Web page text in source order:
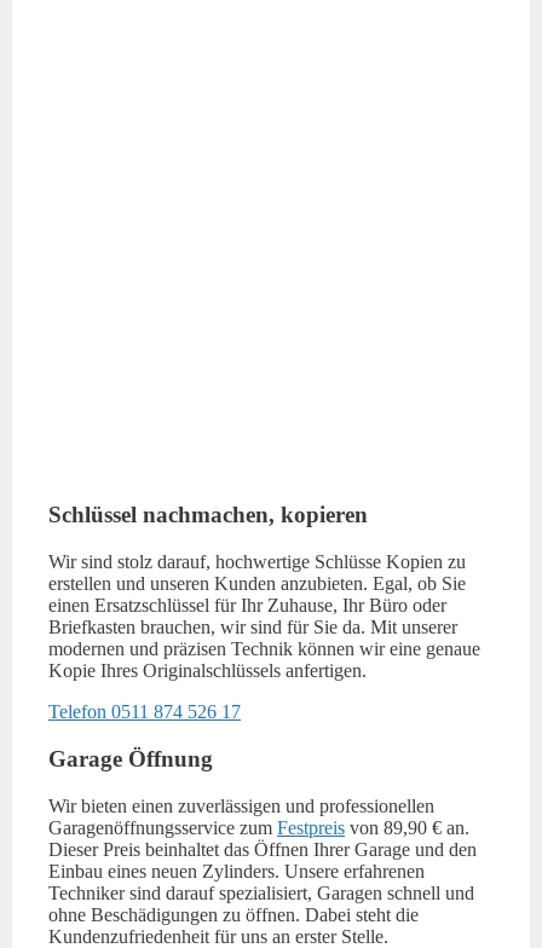
Schlüssel nachmachen, kopieren
Wir sind stolz darauf, hochwertige Schlüsse Kopien zu
erstellen und unseren Kunden anzubieten. Egal, ob Sie
einen Ersatzschlüssel für Ihr Zuhause, Ihr Büro oder
Briefkasten brauchen, wir sind für Sie da. Mit unserer
modernen und präzisen Technik können wir eine genaue
Kopie Ihres Originalschlüssels anfertigen.
Telefon 0511 874 526 17
Garage Öffnung
Wir bieten einen zuverlässigen und professionellen
Garagenöffnungsservice zum Festpreis von 89,90 € an.
Dieser Preis beinhaltet das Öffnen Ihrer Garage und den
Einbau eines neuen Zylinders. Unsere erfahrenen
Techniker sind darauf spezialisiert, Garagen schnell und
ohne Beschädigungen zu öffnen. Dabei steht die
Kundenzufriedenheit für uns an erster Stelle.